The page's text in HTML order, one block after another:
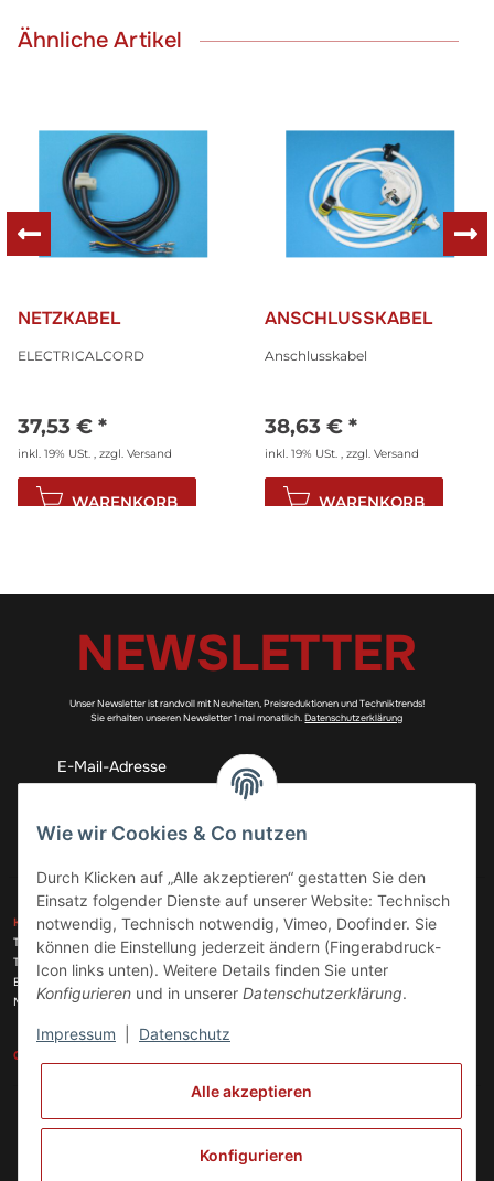
Ähnliche Artikel
NETZKABEL
ELECTRICALCORD
37,53 € *
inkl. 19% USt. , zzgl. Versand
WARENKORB
ANSCHLUSSKABEL
Anschlusskabel
38,63 € *
inkl. 19% USt. , zzgl. Versand
WARENKORB
NEWSLETTER
Unser Newsletter ist randvoll mit Neuheiten, Preisreduktionen und Techniktrends!
Sie erhalten unseren Newsletter 1 mal monatlich.Datenschutzerklärung
Abonnieren
KONTAKT
Telefon:+49 (0)6074 816 08 0
Telefax:
+49 (0)6074 215 08 60
E-Mail:
info@meinhausgeraetedoc.de
Max Planck Str. 6 c, 63322 Rödermark
GESETZLICHE INFORMATIONEN
ZAHLUNGSARTEN
VERSANDARTEN
Vertrag widerrufen
Wie wir Cookies & Co nutzen
Durch Klicken auf „Alle akzeptieren“ gestatten Sie den
Einsatz folgender Dienste auf unserer Website: Technisch
notwendig, Technisch notwendig, Vimeo, Doofinder. Sie
können die Einstellung jederzeit ändern (Fingerabdruck-
Icon links unten). Weitere Details finden Sie unter
Konfigurieren und in unserer Datenschutzerklärung.
Impressum Datenschutz
Alle akzeptieren
Konfigurieren